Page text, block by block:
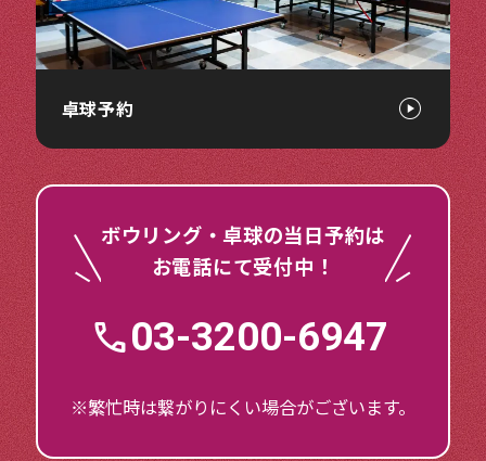
卓球予約
ボウリング・卓球の当日予約は
お電話にて受付中！
03-3200-6947
※繁忙時は繋がりにくい場合がございます。